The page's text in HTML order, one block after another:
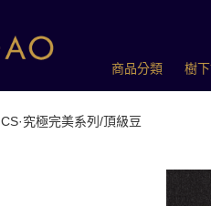
商品分類 樹
CS·究極完美系列/頂級豆